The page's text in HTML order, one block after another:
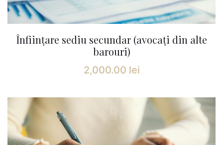
Înființare sediu secundar (avocați din alte
barouri)
2,000.00 lei